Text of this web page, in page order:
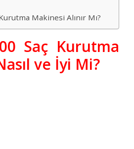
Makinesi Alınır Mı?
Saç Kurutma
ve İyi Mi?